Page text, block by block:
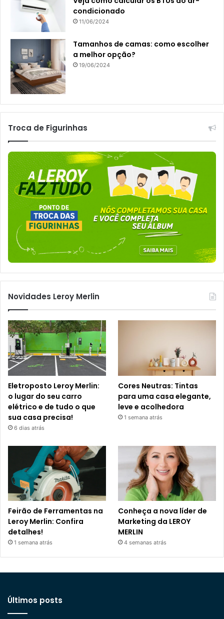
condicionado
11/06/2024
Tamanhos de camas: como escolher
a melhor opção?
19/06/2024
Troca de Figurinhas
Novidades Leroy Merlin
Eletroposto Leroy Merlin:
o lugar do seu carro
elétrico e de tudo o que
sua casa precisa!
6 dias atrás
Cores Neutras: Tintas
para uma casa elegante,
leve e acolhedora
1 semana atrás
Feirão de Ferramentas na
Leroy Merlin: Confira
detalhes!
1 semana atrás
Conheça a nova líder de
Marketing da LEROY
MERLIN
4 semanas atrás
Últimos posts